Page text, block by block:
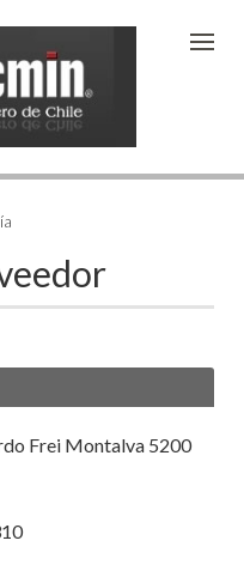
Frei Montalva 5200